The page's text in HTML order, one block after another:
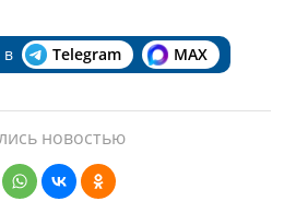
в Telegram MAX
новостью